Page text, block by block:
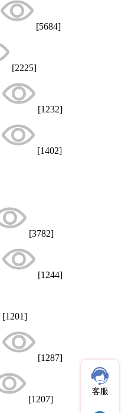
[5684]
[2225]
[1232]
[1402]
[3782]
[1244]
[1201]
[1287]
[1207]
客服